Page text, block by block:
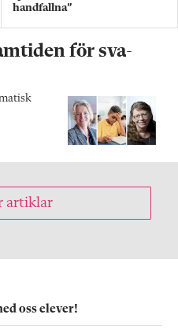
handfallna”
för sva-
artiklar
oss elever!